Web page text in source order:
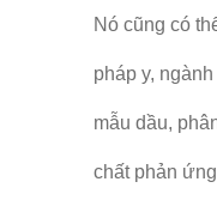
Nó cũng có
pháp y,
mẫu dầu,
chất phản